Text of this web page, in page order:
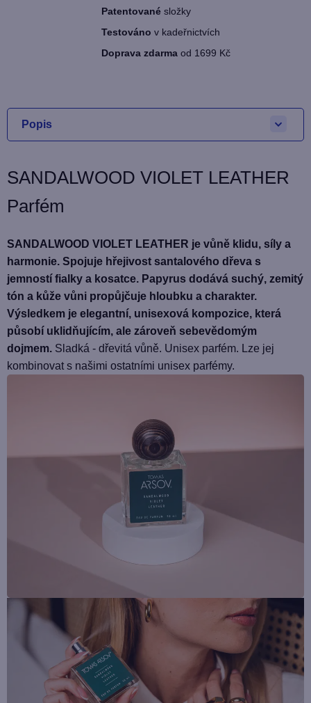
Patentované složky
Testováno v kadeřnictvích
Doprava zdarma od 1699 Kč
Popis
SANDALWOOD VIOLET LEATHER
Parfém
SANDALWOOD VIOLET LEATHER je vůně klidu, síly a
harmonie. Spojuje hřejivost santalového dřeva s
jemností fialky a kosatce. Papyrus dodává suchý, zemitý
tón a kůže vůni propůjčuje hloubku a charakter.
Výsledkem je elegantní, unisexová kompozice, která
působí uklidňujícím, ale zároveň sebevědomým
dojmem. Sladká - dřevitá vůně. Unisex parfém. Lze jej
kombinovat s našimi ostatními unisex parfémy.